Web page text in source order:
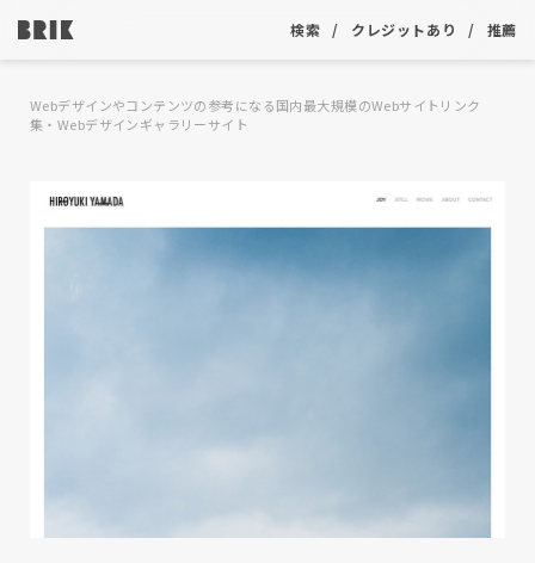
検索 クレジットあり 推薦
Webデザインやコンテンツの参考になる国内最大規模のWebサイトリンク
集・Webデザインギャラリーサイト